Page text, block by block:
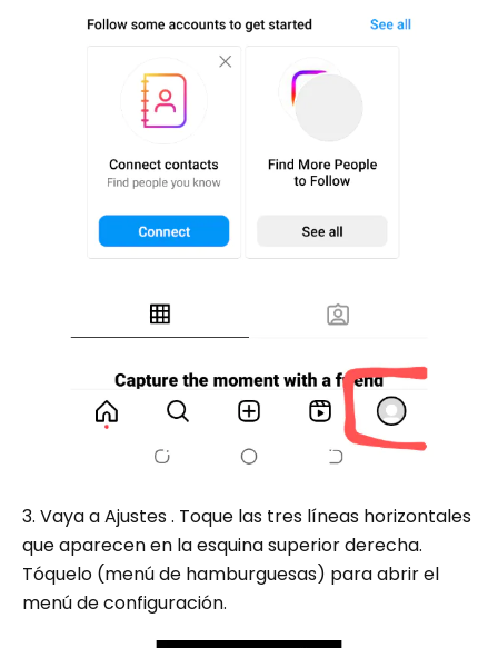
3. Vaya a Ajustes . Toque las tres líneas horizontales
que aparecen en la esquina superior derecha.
Tóquelo (menú de hamburguesas) para abrir el
menú de configuración.